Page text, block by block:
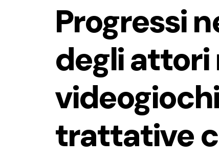
Progressi
degli attori
trattative